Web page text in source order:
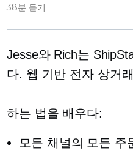
38분 듣기
Jesse와 Rich는
다. 웹 기반 전자 상거래
하는 법을 배우다:
모든 채널의 모든 주